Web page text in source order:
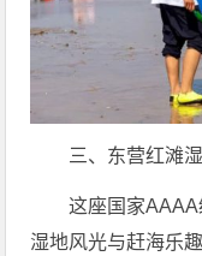
三、东营红滩
这座国家
湿地风光与赶海乐